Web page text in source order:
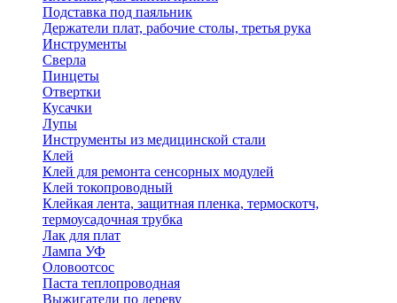
Подставка под паяльник
Держатели плат, рабочие столы, третья рука
Инструменты
Сверла
Пинцеты
Отвертки
Кусачки
Лупы
Инструменты из медицинской стали
Клей
Клей для ремонта сенсорных модулей
Клей токопроводный
Клейкая лента, защитная пленка, термоскотч,
термоусадочная трубка
Лак для плат
Лампа УФ
Оловоотсос
Паста теплопроводная
Выжигатели по дереву